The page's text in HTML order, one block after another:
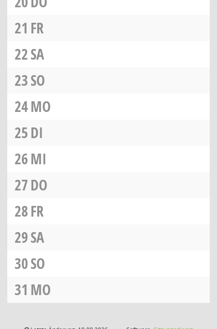
21 FR
22SA
23SO
24MO
25DI
26MI
27DO
28FR
29SA
30SO
31 MO